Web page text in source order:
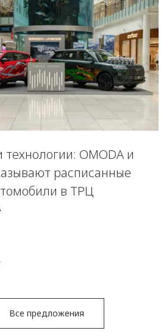
технологии: OMODA и
расписанные
в ТРЦ
Все предложения